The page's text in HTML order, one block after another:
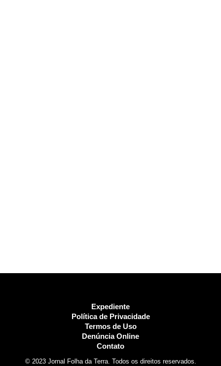
Expediente
Política de Privacidade
Termos de Uso
Denúncia Online
Contato
© 2023 Jornal Folha da Terra. Todos os direitos reservados.